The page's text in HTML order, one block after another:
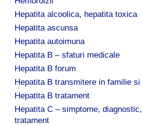
Hepatita alcoolica, hepatita toxica
Hepatita ascunsa
Hepatita autoimuna
Hepatita B – sfaturi medicale
Hepatita B forum
Hepatita B transmitere in familie
Hepatita B tratament
Hepatita C – simptome,
tratament